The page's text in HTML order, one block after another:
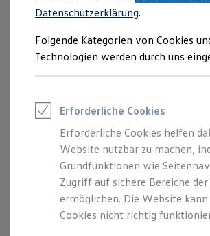
Volkswagen Zertifizierte
Elektromobilität bei
Saisonangebote
Reifenpakete
Leasing
Leasing-Angebote
Elektroauto Leasing
Kleinwagen-Leasing
Leasing ohne Anzahlung
Finanzierung
Autokredit mit Schlussrate
Versicherungen und Garantien
Kfz-Versicherung
Restschuldversicherungen
Garantien
Datenschutzerklärung.
Folgende Kategorien von Cookies
Technologien werden durch uns
Erforderliche Cookies
Erforderliche Cookies helfen
Website nutzbar zu machen,
Grundfunktionen wie
Zugriff auf sichere Bereiche
ermöglichen. Die Website kann
Cookies nicht richtig